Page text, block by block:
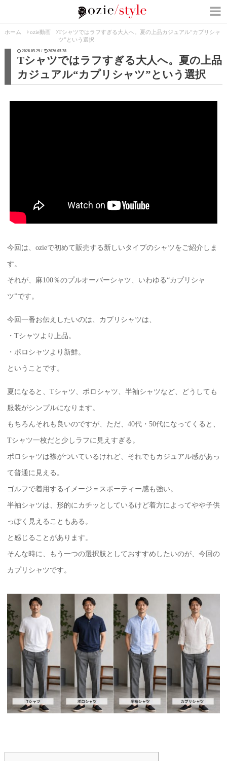
ホーム ozie動画
Tシャツではラフすぎる大人へ。夏の上品カジュアル“カプリシャ
ツ”という選択
2026.05.29 / 2026.05.28
Tシャツではラフすぎる大人へ。夏の上品
カジュアル“カプリシャツ”という選択
今回は、ozieで初めて販売する新しいタイプのシャツをご紹介しま
す。
それが、麻100％のプルオーバーシャツ、いわゆる“カプリシャ
ツ”です。
今回一番お伝えしたいのは、カプリシャツは、
・Tシャツより上品。
・ポロシャツより新鮮。
ということです。
夏になると、Tシャツ、ポロシャツ、半袖シャツなど、どうしても
服装がシンプルになります。
もちろんそれも良いのですが、ただ、40代・50代になってくると、
Tシャツ一枚だと少しラフに見えすぎる。
ポロシャツは襟がついているけれど、それでもカジュアル感があっ
て普通に見える。
ゴルフで着用するイメージ＝スポーティー感も強い。
半袖シャツは、形的にカチッとしているけど着方によってやや子供
っぽく見えることもある。
と感じることがあります。
そんな時に、もう一つの選択肢としておすすめしたいのが、今回の
カプリシャツです。